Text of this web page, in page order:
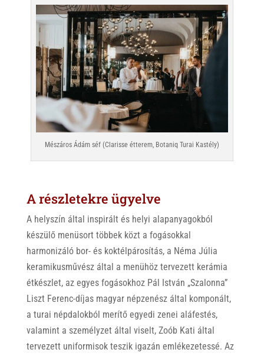
Mészáros Ádám séf (Clarisse étterem, Botaniq Turai Kastély)
A részletekre ügyelve
A helyszín által inspirált és helyi alapanyagokból
készülő menüsort többek közt a fogásokkal
harmonizáló bor- és koktélpárosítás, a Néma Júlia
keramikusművész által a menühöz tervezett kerámia
étkészlet, az egyes fogásokhoz Pál István „Szalonna”
Liszt Ferenc-díjas magyar népzenész által komponált,
a turai népdalokból merítő egyedi zenei aláfestés,
valamint a személyzet által viselt, Zoób Kati által
tervezett uniformisok teszik igazán emlékezetessé. Az